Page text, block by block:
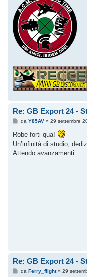
Re: GB Export 24 -
M
s
s
a
g
g
da Y85AV» 29 settembre
Robe forti qua!
Un’infinità di studio,
Attendo avanzamenti
Re: GB Export 24 -
Mda Ferry_flight» 29